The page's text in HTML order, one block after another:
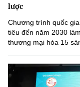
lược
Chương trình quốc
tiêu đến năm 2030
thương mại hóa 15